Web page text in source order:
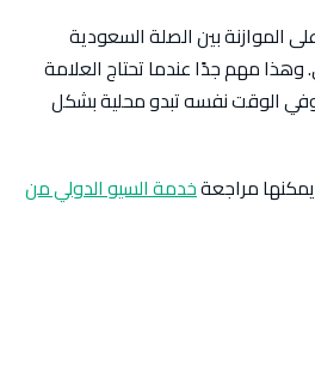
الموازنة بين الصلة السعودية
وهذا مهم جدًا عندما تحتاج العلامة
وفي الوقت نفسه تبدو محلية بشكل
مراجعةخدمة السيو الدولي من